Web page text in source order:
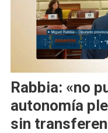
Rabbia: «no
autonomía
sin